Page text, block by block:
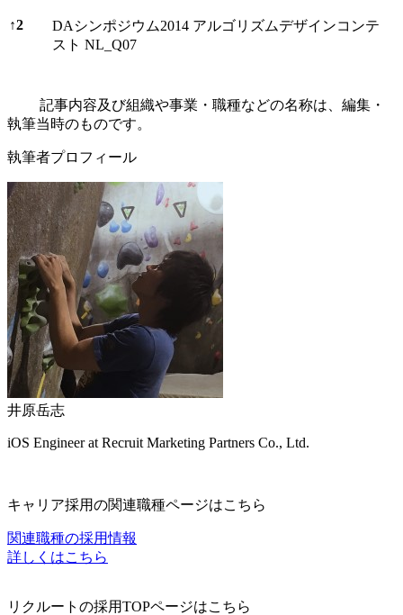
↑2
DAシンポジウム2014 アルゴリズムデザインコンテ
スト NL_Q07
記事内容及び組織や事業・職種などの名称は、編集・
執筆当時のものです。
執筆者プロフィール
井原岳志
iOS Engineer at Recruit Marketing Partners Co., Ltd.
キャリア採用の関連職種ページはこちら
関連職種の採用情報
詳しくはこちら
リクルートの採用TOPページはこちら